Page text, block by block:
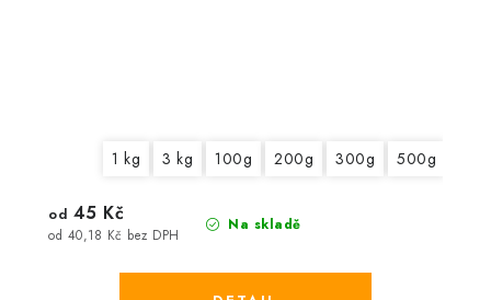
1 kg 3 kg 100g 200g 300g 500g
Na skladě
od 40,18 Kč bez DPH
od 45 Kč